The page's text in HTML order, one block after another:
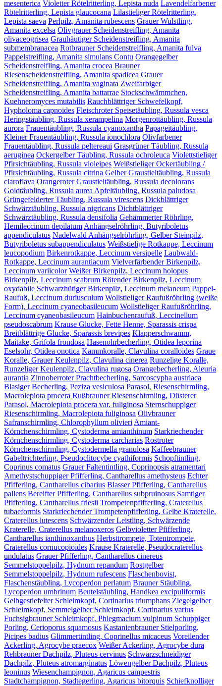
mesenterica Violetter Rötelritterling, Lepista nuda Lavendelfarbener
Rötelritterling, Lepista glaucocana Lilastieliger Rötelritterling,
Lepista saeva Perlpilz, Amanita rubescens Grauer Wulstling,
Amanita excelsa Olivgrauer Scheidenstreifling, Amanita
olivaceogrisea Grauhäutiger Scheidenstreifling, Amanita
submembranacea Rotbrauner Scheidenstreifling, Amanita fulva
Pappelstreifling, Amanita simulans Contu Orangegelber
Scheidenstreifling, Amanita crocea Brauner
Riesenscheidenstreifling, Amanita spadicea Grauer
Scheidenstreifling, Amanita vaginata Zweifarbiger
Scheidenstreifling, Amanita battarrae Stockschwämmchen,
Kuehneromyces mutabilis Rauchblättriger Schwefelkopf,
Hypholoma capnoides Fleischroter Speisetäubling, Russula vesca
Heringstäubling, Russula xerampelina Morgenrottäubling, Russula
aurora Frauentäubling, Russula cyanoxantha Papageitäubling,
Kleiner Frauentäubling, Russula ionochlora Olivfarbener
Frauentäubling, Russula peltereaui Grasgrüner Täubling, Russula
aeruginea Ockergelber Täubling, Russula ochroleuca Violettstieliger
Pfirsichtäubling, Russula violeipes Weißstieliger Ockertäubling /
Pfirsichtäubling, Russula citrina Gelber Graustieltäubling, Russula
claroflava Orangeroter Graustieltäubling, Russula decolorans
Goldtäubling, Russula aureaApfeltäubling, Russula paludosa
Grüngefelderter Täubling, Russula virescens Dickblättriger
Schwärztäubling, Russula nigricans Dichtblättriger
Schwärztäubling, Russula densifolia Gehämmerter Röhrling,
Hemileccinum depilatumAnhängselröhrling, Butyriboletus
appendiculatus Nadelwald Anhängselröhrling, Gelber Steinpilz,
Butyriboletus subappendiculatus Weißstielige Rotkappe, Leccinum
leucopodium Birkenrotkappe, Leccinum versipelle Laubwald-
Rotkappe, Leccinum aurantiacum Vielverfärbender Birkenpilz,
Leccinum variicolor Weißer Birkenpilz, Leccinum holopus
Birkenpilz, Leccinum scabrum Rötender Birkenpilz, Leccinum
oxydabile Schwarzhütiger Birkenpilz, Leccinum melaneum Pappel-
Raufuß, Leccinum duriusculum Wollstieliger Raufußröhrling (weiße
Form), Leccinum cyaneobasileucum Wollstieliger Raufußröhrling,
Leccinum cyaneobasileucum Hainbuchenraufuß, Leccinellum
pseudoscabrum Krause Glucke, Fette Henne, Sparassis crispa
Breitblättrige Glucke, Sparassis brevipes Klapperschwamm,
Maitake, Grifola frondosa Hasenohrbecherling, Otidea leporina
Eselsohr, Otidea onotica Kammkoralle, Clavulina coralloides Graue
Koralle, Grauer Keulenpilz, Clavulina cinerea Runzelige Koralle,
Runzeliger Keulenpilz, Clavulina rugosa Orangebecherling, Aleuria
aurantia Zinnoberroter Prachtbecherling, Sarcoscypha austriaca
Blasiger Becherling, Peziza vesiculosa Parasol, Riesenschirmling,
Macrolepiota procera Rußbrauner Riesenschirmling, Düsterer
Parasol, Macrolepiota procera var. fuliginosa Sternschuppiger
Riesenschirmling, Macrolepiota fuliginosa Olivbrauner
Safranschirmling, Chlorophyllum olivieriAmiant-
Körnchenschirmling, Cystoderma amianthinum Starkriechender
Körnchenschirmling, Cystoderma carcharias Rostroter
Körnchenschirmling, Cystodermella granulosa Kaffeebrauner
Gabeltrichterling, Pseudoclitocybe cyathiformis Schopftintling,
Coprinus comatus Grauer Faltentintling, Coprinopsis atramentari
Amethystschuppiger Pfifferling, Cantharellus amethysteus Echter
Pfifferling, Cantharellus cibarius Blasser Pfifferling, Cantharellus
pallens Bereifter Pfifferling, Cantharellus subpruinosus Samtiger
Pfifferling, Cantharellus friesii Trompetenpfifferling, Craterellus
tubaeformis Starkriechender Trompetenpfifferling, Gelbe Kraterelle,
Craterellus lutescens Schwärzender Leistling, Schwärzende
Kraterelle, Craterellus melanoxeros Gelbvioletter Pfifferling,
Cantharellus ianthinoxanthus Herbsttrompete, Totentrompete,
Craterellus cornucopioides Krause Kraterelle, Pseudocraterellus
undulatus Grauer Pfifferling, Cantharellus cinereus
Semmelstoppelpilz, Hydnum repandum Rostgelber
Semmelstoppelpilz, Hydnum rufescens Flaschenbovist,
Flaschenstäubling, Lycoperdon perlatum Brauner Stäubling,
Lycoperdon umbrinum Beutelstäubling, Handkea excipuliformis
Gelbgestiefelter Schleimkopf, Cortinarius triumphans Ziegelgelber
Schleimkopf, Semmelgelber Schleimkopf, Cortinarius varius
Fuchsigbrauner Schleimkopf, Phlegmacium vulpinum Schuppiger
Porling, Cerioporus squamosus Kastanienbrauner Stielporling,
Picipes badius Glimmertintling, Coprinellus micaceus Voreilender
Ackerling, Agrocybe praecox Weißer Ackerling, Agrocybe dura
Rehbrauner Dachpilz, Pluteus cervinus Schwarzschneidiger
Dachpilz, Pluteus atromarginatus Löwengelber Dachpilz, Pluteus
leoninus Wiesenchampignon, Agaricus campestris
Stadtchampignon, Stadtegerling, Agaricus bitorquis Schiefknolliger